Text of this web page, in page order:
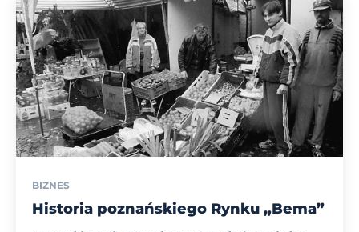
BIZNES
Historia poznańskiego Rynku „Bema”